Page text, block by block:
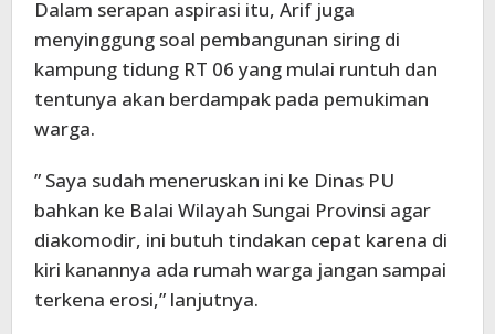
Dalam serapan aspirasi itu, Arif juga
menyinggung soal pembangunan siring di
kampung tidung RT 06 yang mulai runtuh dan
tentunya akan berdampak pada pemukiman
warga.
” Saya sudah meneruskan ini ke Dinas PU
bahkan ke Balai Wilayah Sungai Provinsi agar
diakomodir, ini butuh tindakan cepat karena di
kiri kanannya ada rumah warga jangan sampai
terkena erosi,” lanjutnya.